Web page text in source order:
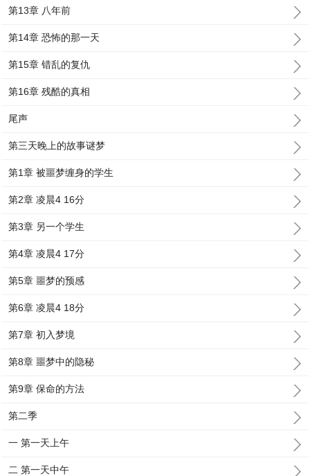
第13章 八年前
第14章 恐怖的那一天
第15章 错乱的复仇
第16章 残酷的真相
尾声
第三天晚上的故事谜梦
第1章 被噩梦缠身的学生
第2章 凌晨4 16分
第3章 另一个学生
第4章 凌晨4 17分
第5章 噩梦的预感
第6章 凌晨4 18分
第7章 初入梦境
第8章 噩梦中的隐秘
第9章 保命的方法
第二季
一 第一天上午
二 第一天中午